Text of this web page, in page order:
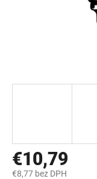
€10,79
€8,77 bez DPH